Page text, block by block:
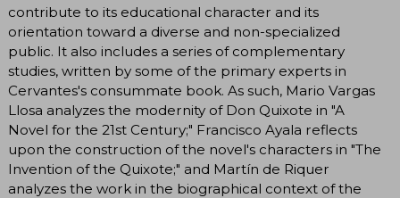
contribute to its educational character and its
orientation toward a diverse and non-specialized
public. It also includes a series of complementary
studies, written by some of the primary experts in
Cervantes's consummate book. As such, Mario Vargas
Llosa analyzes the modernity of Don Quixote in "A
Novel for the 21st Century;" Francisco Ayala reflects
upon the construction of the novel's characters in "The
Invention of the Quixote;" and Martín de Riquer
analyzes the work in the biographical context of the